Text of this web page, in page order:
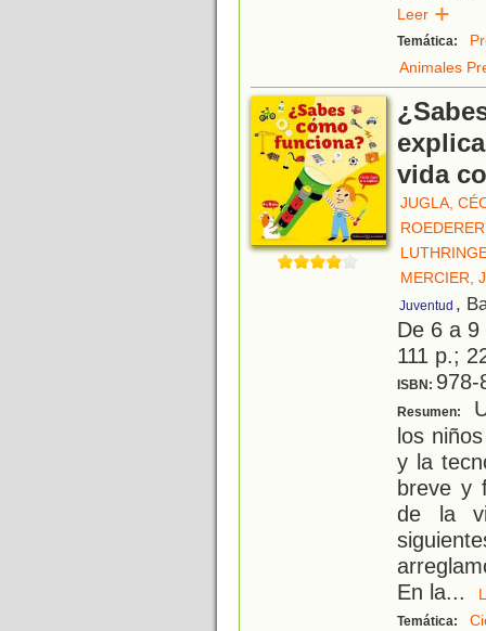
Leer
Temática:
Animales
vida
JUGLA,
MERCIER,
Juventud ,
De 6 a
111 p.;
ISBN: 978-
Resumen:
los
y la
breve y
de la
En la...
Temática: